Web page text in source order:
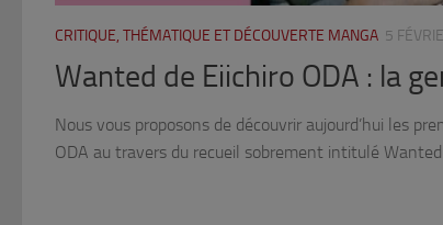
CRITIQUE, THÉMATIQUE ET DÉCOUVERTE MANGA 5
Wanted de Eiichiro ODA : la
Nous vous proposons de découvrir aujourd’hui les
ODA au travers du recueil sobrement intitulé Wanted.